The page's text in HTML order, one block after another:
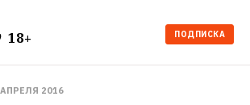
18+ ПОДПИСКА
АПРЕЛЯ 2016